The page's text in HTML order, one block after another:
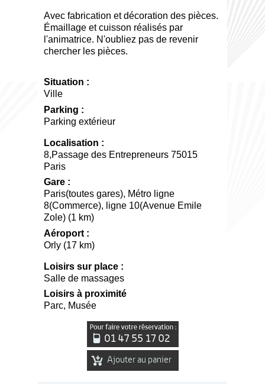
Situation :
Ville
Parking :
Parking extérieur
Localisation :
8,Passage des Entrepreneurs 75015
Paris
Gare :
Paris(toutes gares), Métro ligne
8(Commerce), ligne 10(Avenue Emile
Zole) (1 km)
Aéroport :
Orly (17 km)
Loisirs sur place :
Salle de massages
Loisirs à proximité
Parc, Musée
Avec fabrication et décoration des pièces.
Émaillage et cuisson réalisés par
l'animatrice. N'oubliez pas de revenir
chercher les pièces.
Ajouter au panier